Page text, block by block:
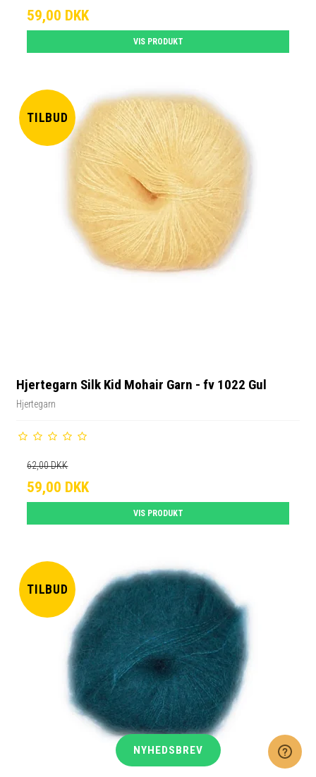
59,00 DKK
VIS PRODUKT
TILBUD
Hjertegarn Silk Kid Mohair Garn - fv 1022 Gul
Hjertegarn
62,00 DKK
59,00 DKK
VIS PRODUKT
TILBUD
NYHEDSBREV